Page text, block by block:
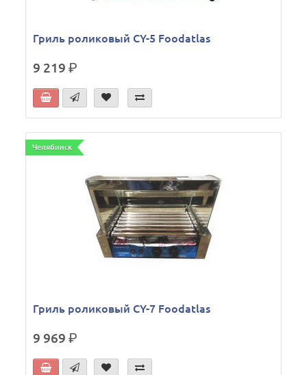
Гриль роликовый CY-5 Foodatlas
9 219р.
Челябинск
Гриль роликовый CY-7 Foodatlas
9 969р.